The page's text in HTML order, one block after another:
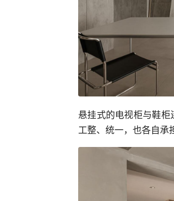
悬挂式的电视柜与鞋
工整、统一，也各自承